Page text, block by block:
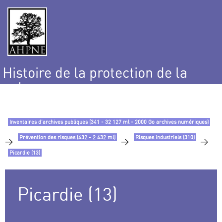
Histoire de la protection de la
nature
Inventaires d’archives publiques (341 - 32 127 ml - 2000 Go archives numériques)
> Prévention des risques (432 - 2 432 ml) > Risques industriels (310) >
Picardie (13)
Picardie (13)